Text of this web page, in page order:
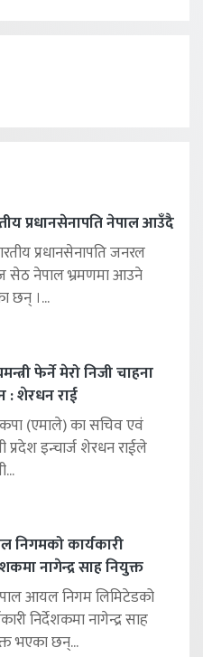
प्रधानसेनापति नेपाल आउँदै
प्रधानसेनापति जनरल
सेठ नेपाल भ्रमणमा आउने
छन् ।...
फेर्ने मेरो निजी चाहना
: शेरधन राई
(एमाले) का सचिव एवं
प्रदेश इन्चार्ज शेरधन राईले
निगमको कार्यकारी
नागेन्द्र साह नियुक्त
आयल निगम लिमिटेडको
निर्देशकमा नागेन्द्र साह
भएका छन्...